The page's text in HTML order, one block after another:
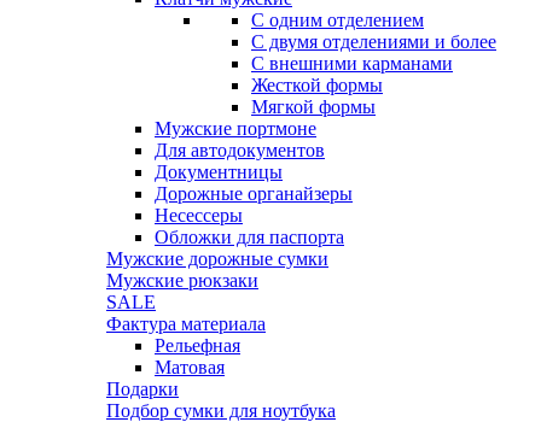
С одним отделением
С двумя отделениями и более
С внешними карманами
Жесткой формы
Мягкой формы
Мужские портмоне
Для автодокументов
Документницы
Дорожные органайзеры
Несессеры
Обложки для паспорта
Мужские дорожные сумки
Мужские рюкзаки
SALE
Фактура материала
Рельефная
Матовая
Подарки
Подбор сумки для ноутбука